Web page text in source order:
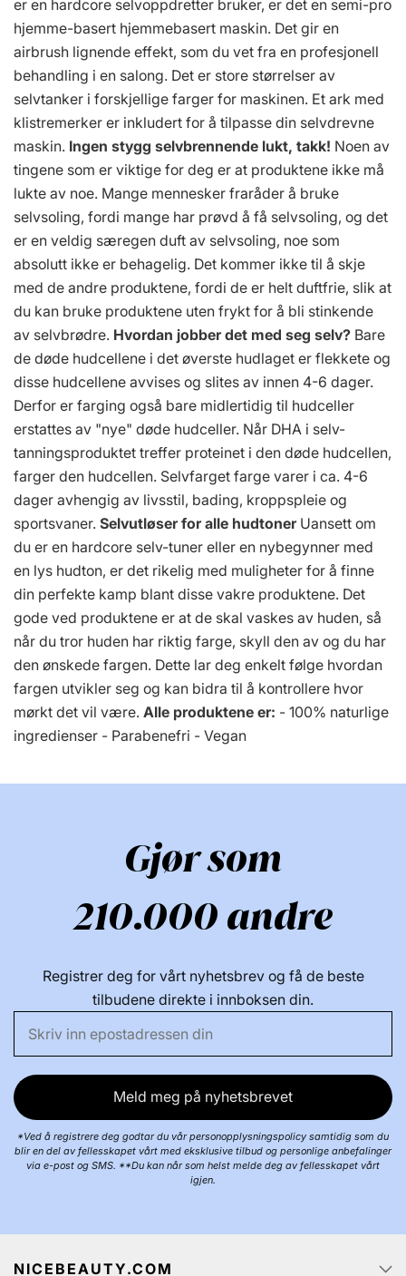
er en hardcore selvoppdretter bruker, er det en semi-pro
hjemme-basert hjemmebasert maskin. Det gir en
airbrush lignende effekt, som du vet fra en profesjonell
behandling i en salong. Det er store størrelser av
selvtanker i forskjellige farger for maskinen. Et ark med
klistremerker er inkludert for å tilpasse din selvdrevne
maskin. Ingen stygg selvbrennende lukt, takk! Noen av
tingene som er viktige for deg er at produktene ikke må
lukte av noe. Mange mennesker fraråder å bruke
selvsoling, fordi mange har prøvd å få selvsoling, og det
er en veldig særegen duft av selvsoling, noe som
absolutt ikke er behagelig. Det kommer ikke til å skje
med de andre produktene, fordi de er helt duftfrie, slik at
du kan bruke produktene uten frykt for å bli stinkende
av selvbrødre. Hvordan jobber det med seg selv? Bare
de døde hudcellene i det øverste hudlaget er flekkete og
disse hudcellene avvises og slites av innen 4-6 dager.
Derfor er farging også bare midlertidig til hudceller
erstattes av "nye" døde hudceller. Når DHA i selv-
tanningsproduktet treffer proteinet i den døde hudcellen,
farger den hudcellen. Selvfarget farge varer i ca. 4-6
dager avhengig av livsstil, bading, kroppspleie og
sportsvaner. Selvutløser for alle hudtoner Uansett om
du er en hardcore selv-tuner eller en nybegynner med
en lys hudton, er det rikelig med muligheter for å finne
din perfekte kamp blant disse vakre produktene. Det
gode ved produktene er at de skal vaskes av huden, så
når du tror huden har riktig farge, skyll den av og du har
den ønskede fargen. Dette lar deg enkelt følge hvordan
fargen utvikler seg og kan bidra til å kontrollere hvor
mørkt det vil være. Alle produktene er: - 100% naturlige
ingredienser - Parabenefri - Vegan
Gjør som
210.000 andre
Registrer deg for vårt nyhetsbrev og få de beste
tilbudene direkte i innboksen din.
Meld meg på nyhetsbrevet
*Ved å registrere deg godtar du vår personopplysningspolicy samtidig som du
blir en del av fellesskapet vårt med eksklusive tilbud og personlige anbefalinger
via e-post og SMS. **Du kan når som helst melde deg av fellesskapet vårt
igjen.
NICEBEAUTY.COM